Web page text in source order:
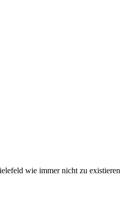
wie immer nicht zu existieren